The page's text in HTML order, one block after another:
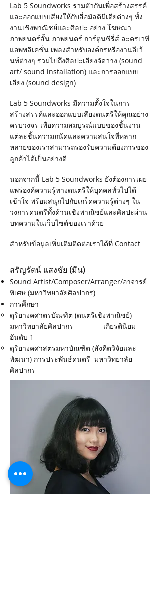
Lab 5 Soundworks รวมตัวกันเพื่อสร้างสรรค์
และออกแบบเสียงให้กับสื่อมัลติมีเดียต่างๆ ทั้ง
งานเชิงพาณิชย์และศิลปะ อย่าง โฆษณา
ภาพยนตร์สั้น ภาพยนตร์ การ์ตูนซีรี่ส์ ละครเวที
แอพพลิเคชั่น เพลงสำหรับองค์กรหรืองานอีเว้
นท์ต่างๆ รวมไปถึงศิลปะเสียงจัดวาง (sound
art/ sound installation) และการออกแบบ
เสียง (sound design)
Lab 5 Soundworks มีความตั้งใจในการ
สร้างสรรค์และออกแบบเสียงดนตรีให้คุณอย่าง
ครบวงจร เพื่อความสมบูรณ์แบบของชิ้นงาน
แต่ละชิ้นความถนัดและความสนใจที่หลาก
หลายของเราสามารถรองรับความต้องการของ
ลูกค้าได้เป็นอย่างดี
นอกจากนี้ Lab 5 Soundworks ยังต้องการเผย
แพร่องค์ความรู้ทางดนตรีให้บุคคลทั่วไปได้
เข้าใจ พร้อมสนุกไปกับเกร็ดความรู้ต่างๆ ใน
วงการดนตรีทั้งด้านเชิงพาณิชย์และศิลปะผ่าน
บทความในเว็บไซต์ของเราด้วย
สำหรับข้อมูลเพิ่มเติมติดต่อเราได้ที่ Contact
สรัญรัตน์ แสงชัย (มีน)
Sound Artist/Composer/Arranger/อาจารย์
พิเศษ (มหาวิทยาลัยศิลปากร)
การศึกษา
ดุริยางคศาตรบัณฑิต (ดนตรีเชิงพาณิชย์)
มหาวิทยาลัยศิลปากร เกียรตินิยม
อันดับ 1
ดุริยางคศาสตรมหาบัณฑิต (สังคีตวิจัยและ
พัฒนา) การประพันธ์ดนตรี มหาวิทยาลัย
ศิลปากร